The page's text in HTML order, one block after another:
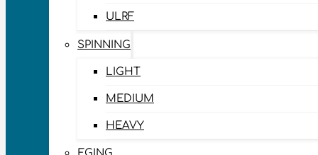
ULRF
SPINNING
LIGHT
MEDIUM
HEAVY